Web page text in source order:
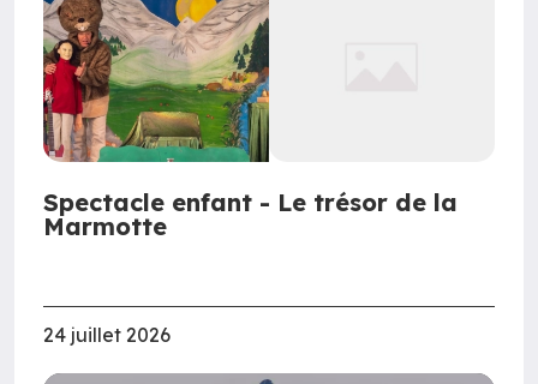
Spectacle enfant - Le trésor de la
Marmotte
24 juillet 2026